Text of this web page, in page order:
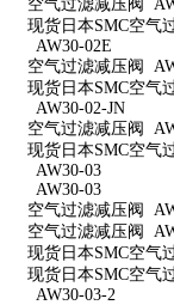
空气过滤减压阀
现货日本SMC空气
AW30-02E
空气过滤减压阀
现货日本SMC空气
AW30-02-JN
空气过滤减压阀
现货日本SMC空气
AW30-03
AW30-03
空气过滤减压阀
空气过滤减压阀
现货日本SMC空气
现货日本SMC空气
AW30-03-2